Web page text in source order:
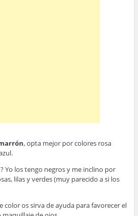
, opta mejor por colores rosa
Yo los tengo negros y me inclino por
lilas y verdes (muy parecido a si los
color os sirva de ayuda para favorecer el